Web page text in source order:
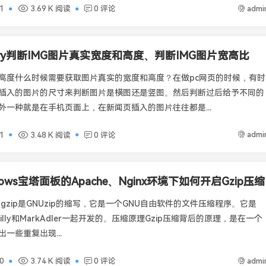
3.69 K 阅读 0 评论
判断IMG图片真实宽度和高度、判断IMG图片宽高比
度什么时候需要获取图片真实的宽度和高度？在做pc网页的时候，有时
入的图片的尺寸来判断图片是横图还是竖图。然后判断过后给予不同的
一种就是在手机页面上，在新闻页插入的图片往往都是...
3.48 K 阅读 0 评论
宝塔面板的Apache、Nginx环境下如何开启Gzip压缩
是GNUzip的缩写，它是一个GNU自由软件的文件压缩程序。它是
和MarkAdler一起开发的。压缩原理Gzip压缩背后的原理，是在一个
一些重复出现...
3.74 K 阅读 0 评论